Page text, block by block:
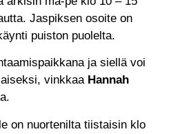
Jaspiksen osoite on
puiston puolelta.
ja siellä voi
vinkkaa Hannah
on nuortenilta tiistaisin klo